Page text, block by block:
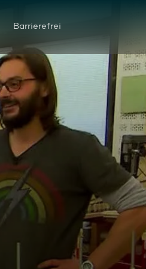
Barrierefrei